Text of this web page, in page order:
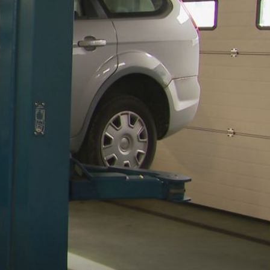
Kaos na crpkama nakon najave poskupljenja: "Stvari